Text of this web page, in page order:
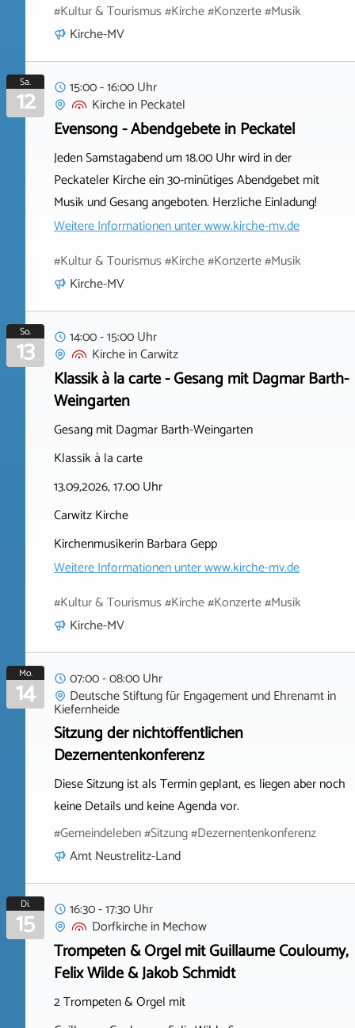
#Kultur & Tourismus #Kirche #Konzerte #Musik
Kirche-MV
Sa.
12
15:00 - 16:00 Uhr
KircheinPeckatel
Evensong - Abendgebete in Peckatel
Jeden Samstagabend um 18.00 Uhr wird in der
Peckateler Kirche ein 30-minütiges Abendgebet mit
Musik und Gesang angeboten. Herzliche Einladung!
Weitere Informationen unterwww.kirche-mv.de
#Kultur & Tourismus #Kirche #Konzerte #Musik
Kirche-MV
So.
13
14:00 - 15:00 Uhr
KircheinCarwitz
Klassik à la carte - Gesang mit Dagmar Barth-
Weingarten
Gesang mit Dagmar Barth-Weingarten
Klassik à la carte
13.09,2026, 17.00 Uhr
Carwitz Kirche
Kirchenmusikerin Barbara Gepp
Weitere Informationen unterwww.kirche-mv.de
#Kultur & Tourismus #Kirche #Konzerte #Musik
Kirche-MV
Mo.
14
07:00 - 08:00 Uhr
Deutsche Stiftung für Engagement und Ehrenamtin
Kiefernheide
Sitzung der nichtöffentlichen
Dezernentenkonferenz
Diese Sitzung ist als Termin geplant, es liegen aber noch
keine Details und keine Agenda vor.
#Gemeindeleben #Sitzung #Dezernentenkonferenz
Amt Neustrelitz-Land
Di.
15
16:30 - 17:30 Uhr
DorfkircheinMechow
Trompeten & Orgel mit Guillaume Couloumy,
Felix Wilde & Jakob Schmidt
2 Trompeten & Orgel mit